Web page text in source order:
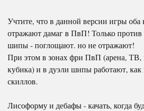
Учтите, что в данной версии игры
отражают дамаг в ПвП! Только
шипы - поглощают. но не отражают!
При этом в зонах фри ПвП (арена, ТВ,
кубика) и в дуэли шипы работают, как
скиллов.
Лисоформу и дебафы - качать, когда